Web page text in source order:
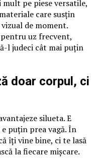
pe piese versatile,
care susțin
de moment.
pentru uz frecvent,
l judeci cât mai puțin
doar corpul, ci
silueta. E
puțin prea vagă. În
îți vine bine, ci te lasă
la fiecare mișcare.